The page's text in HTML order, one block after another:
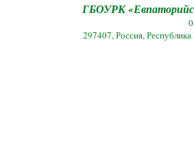
ГБОУРК
297407, Россия,